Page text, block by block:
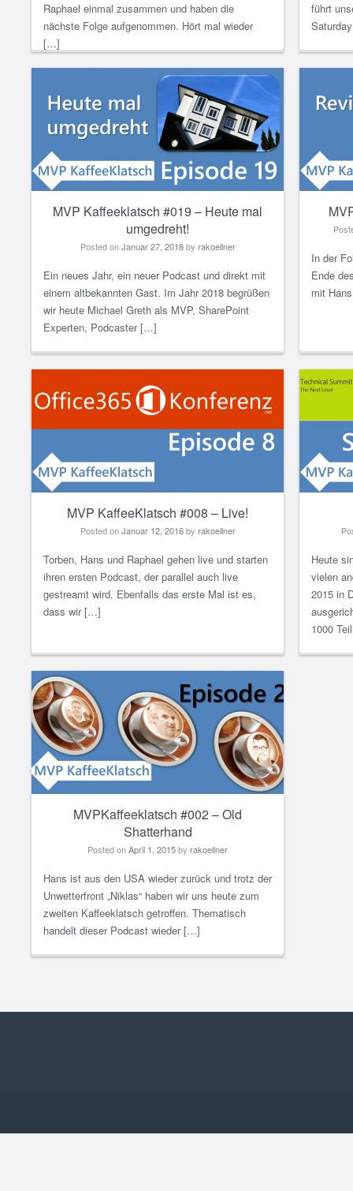
Raphael einmal zusammen und haben die
nächste Folge aufgenommen. Hört mal wieder
[…]
führt
MVP Kaffeeklatsch #019 – Heute mal
umgedreht!
Posted onJanuar 27, 2018by rakoellner
Ein neues Jahr, ein neuer Podcast und direkt mit
einem altbekannten Gast. Im Jahr 2018 begrüßen
wir heute Michael Greth als MVP, SharePoint
Experten, Podcaster […]
In der
Ende
mit
MVP KaffeeKlatsch #008 – Live!
Posted onJanuar 12, 2016by rakoellner
Torben, Hans und Raphael gehen live und starten
ihren ersten Podcast, der parallel auch live
gestreamt wird. Ebenfalls das erste Mal ist es,
dass wir […]
Heute
vielen
2015 in
1000
MVPKaffeeklatsch #002 – Old
Shatterhand
Posted onApril 1, 2015by rakoellner
Hans ist aus den USA wieder zurück und trotz der
Unwetterfront „Niklas“ haben wir uns heute zum
zweiten Kaffeeklatsch getroffen. Thematisch
handelt dieser Podcast wieder […]